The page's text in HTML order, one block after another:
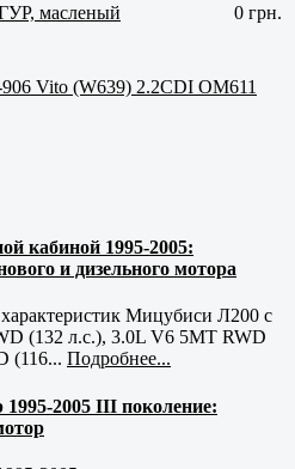
масленый
0 грн.
Vito (W639) 2.2CDI OM611
кабиной 1995-2005:
и дизельного мотора
Мицубиси Л200 с
(132 л.с.), 3.0L V6 5MT RWD
(116... Подробнее...
2005 III поколение: